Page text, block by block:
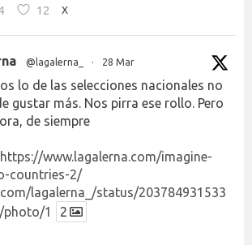
12 X
@lagalerna_ · 28 Mar
lo de las selecciones nacionales no
gustar más. Nos pirra ese rollo. Pero
de siempre
https://www.lagalerna.com/imagine-
countries-2/
lagalerna_/status/203784931533
photo/1
2